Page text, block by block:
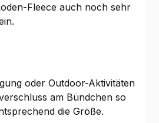
Fleece auch noch sehr
oder Outdoor-Aktivitäten
am Bündchen so
die Größe.